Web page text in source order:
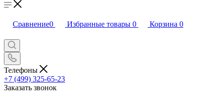
Сравнение0 Избранные товары 0 Корзина 0
Телефоны
+7 (499) 325-65-23
Заказать звонок